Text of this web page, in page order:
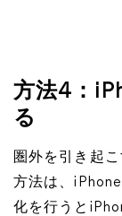
方法4：
る
圏外を引き起
方法は、
化を行うと